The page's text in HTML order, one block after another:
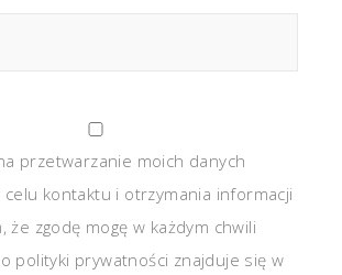
przetwarzanie moich danych
kontaktu i otrzymania informacji
że zgodę mogę w każdym chwili
polityki prywatności znajduje się w